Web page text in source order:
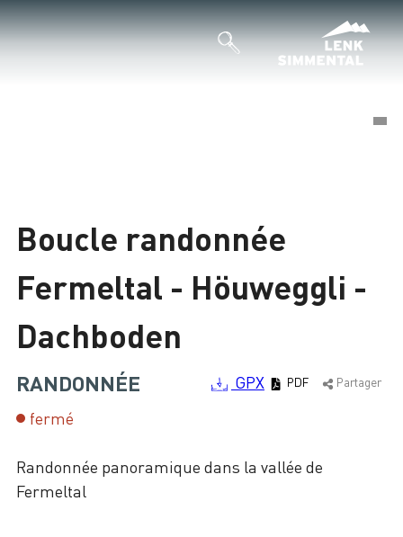
Boucle randonnée
Fermeltal - Höuweggli -
Dachboden
RANDONNÉE GPX PDF Partager
fermé
Randonnée panoramique dans la vallée de
Fermeltal